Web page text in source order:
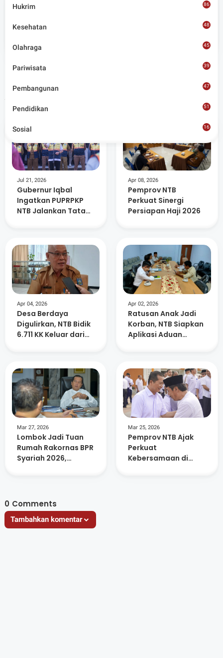
Artikel Terkait
Jul 21, 2026
Gubernur Iqbal
Ingatkan PUPRPKP
NTB Jalankan Tata
Apr 08, 2026
Pemprov NTB
Perkuat Sinergi
Persiapan Haji 2026
Apr 04, 2026
Desa Berdaya
Digulirkan, NTB Bidik
6.711 KK Keluar dari
Apr 02, 2026
Ratusan Anak Jadi
Korban, NTB Siapkan
Aplikasi Aduan
Mar 27, 2026
Lombok Jadi Tuan
Rumah Rakornas BPR
Syariah 2026,
Mar 25, 2026
Pemprov NTB Ajak
Perkuat
Kebersamaan di
0 Comments
Tambahkan komentar
Hukrim 86
Kesehatan 48
Olahraga 45
Pariwisata 39
Pembangunan 47
Pendidikan 51
Sosial
16